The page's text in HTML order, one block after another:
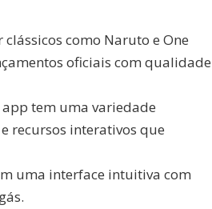
como Naruto e One
oficiais com qualidade
tem uma variedade
recursos interativos que
uma interface intuitiva com